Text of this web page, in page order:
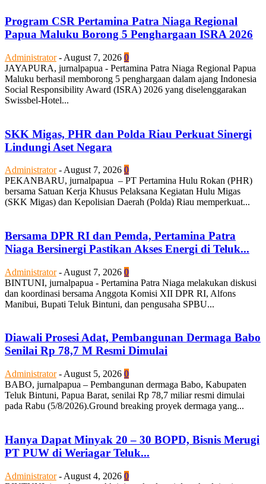
Program CSR Pertamina Patra Niaga Regional
Papua Maluku Borong 5 Penghargaan ISRA 2026
Administrator - August 7, 2026 0
JAYAPURA, jurnalpapua - Pertamina Patra Niaga Regional Papua
Maluku berhasil memborong 5 penghargaan dalam ajang Indonesia
Social Responsibility Award (ISRA) 2026 yang diselenggarakan
Swissbel-Hotel...
SKK Migas, PHR dan Polda Riau Perkuat Sinergi
Lindungi Aset Negara
Administrator - August 7, 2026 0
PEKANBARU, jurnalpapua – PT Pertamina Hulu Rokan (PHR)
bersama Satuan Kerja Khusus Pelaksana Kegiatan Hulu Migas
(SKK Migas) dan Kepolisian Daerah (Polda) Riau memperkuat...
Bersama DPR RI dan Pemda, Pertamina Patra
Niaga Bersinergi Pastikan Akses Energi di Teluk...
Administrator - August 7, 2026 0
BINTUNI, jurnalpapua - Pertamina Patra Niaga melakukan diskusi
dan koordinasi bersama Anggota Komisi XII DPR RI, Alfons
Manibui, Bupati Teluk Bintuni, dan pengusaha SPBU...
Diawali Prosesi Adat, Pembangunan Dermaga Babo
Senilai Rp 78,7 M Resmi Dimulai
Administrator - August 5, 2026 0
BABO, jurnalpapua – Pembangunan dermaga Babo, Kabupaten
Teluk Bintuni, Papua Barat, senilai Rp 78,7 miliar resmi dimulai
pada Rabu (5/8/2026).Ground breaking proyek dermaga yang...
Hanya Dapat Minyak 20 – 30 BOPD, Bisnis Merugi
PT PUW di Weriagar Teluk...
Administrator - August 4, 2026 0